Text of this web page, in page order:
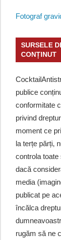
Fotograf
SURSELE
CONȚINUT
publice
conformitate
privind
moment ce
la terțe părți,
controla
dacă
media
publicat pe
încălca
rugăm să ne